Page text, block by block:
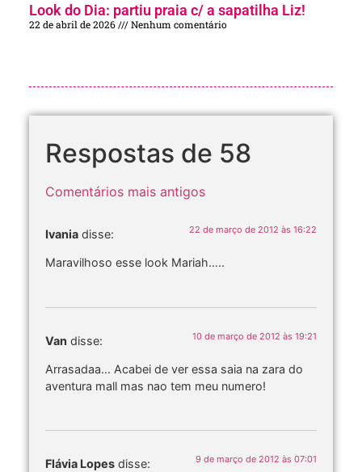
Look do Dia: partiu praia c/ a sapatilha Liz!
22 de abril de 2026 Nenhum comentário
Respostas de 58
Comentários mais antigos
Ivania disse: 22 de março de 2012 às 16:22
Maravilhoso esse look Mariah…..
Van disse: 10 de março de 2012 às 19:21
Arrasadaa… Acabei de ver essa saia na zara do
aventura mall mas nao tem meu numero!
Flávia Lopes disse: 9 de março de 2012 às 07:01